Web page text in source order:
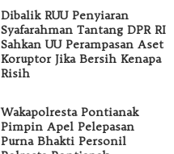
Dibalik RUU Penyiaran
Syafarahman Tantang DPR RI
Sahkan UU Perampasan Aset
Koruptor Jika Bersih Kenapa
Risih
Wakapolresta Pontianak
Pimpin Apel Pelepasan
Purna Bhakti Personil